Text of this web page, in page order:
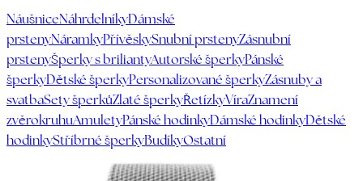
NáušniceNáhrdelníkyDámské
prstenyNáramkyPřívěskySnubní prstenyZásnubní
prstenyŠperky s briliantyAutorské šperkyPánské
šperkyDětské šperkyPersonalizované šperkyZásnuby a
svatbaSety šperkůZlaté šperkyŘetízkyVíraZnamení
zvěrokruhuAmuletyPánské hodinkyDámské hodinkyDětské
hodinkyStříbrné šperkyBudíkyOstatní